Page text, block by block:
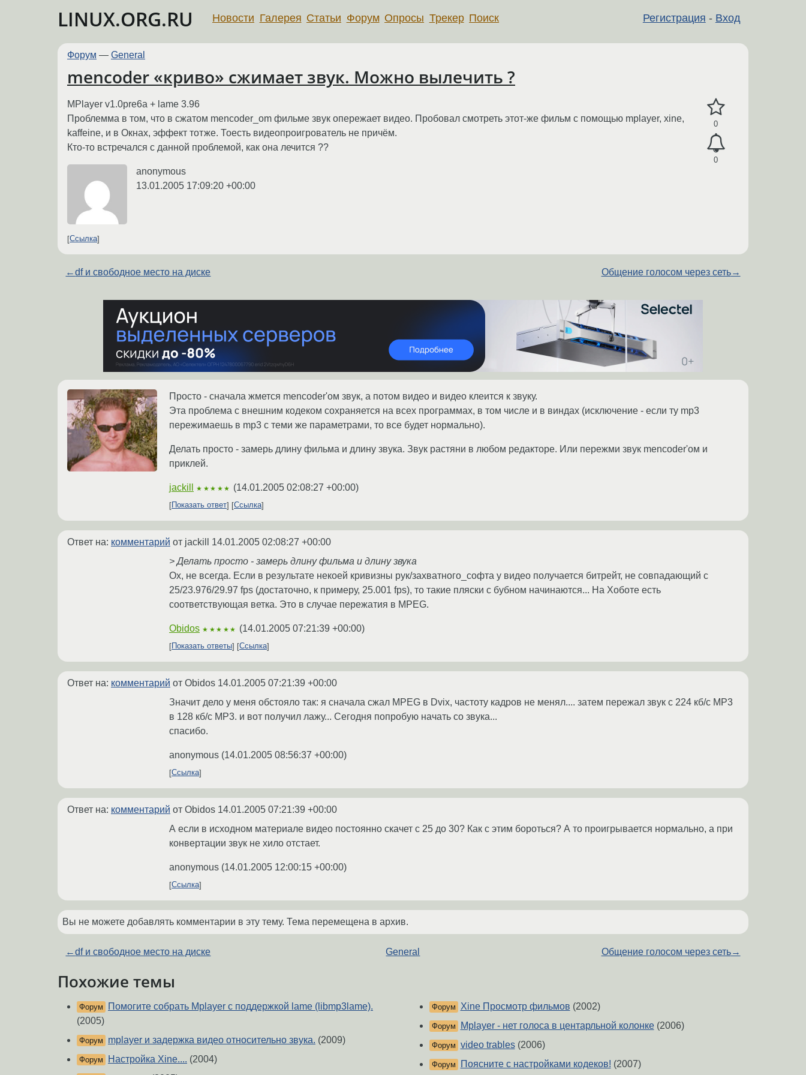
LINUX.ORG.RU Регистрация - Вход
Новости Галерея Статьи Форум Опросы Трекер Поиск
Форум — General
mencoder «криво» сжимает звук. Можно вылечить ?
0
0
MPlayer v1.0pre6a + lame 3.96
Проблемма в том, что в сжатом mencoder_om фильме звук опережает видео. Пробовал смотреть этот-же фильм с помощью mplayer, xine,
kaffeine, и в Окнах, эффект тотже. Тоесть видеопроигрователь не причём.
Кто-то встречался с данной проблемой, как она лечится ??
anonymous
13.01.2005 17:09:20 +00:00
Ссылка
←df и свободное место на диске Общение голосом через сеть→
Просто - сначала жмется mencoder'ом звук, а потом видео и видео клеится к звуку.
Эта проблема с внешним кодеком сохраняется на всех программах, в том числе и в виндах (исключение - если ту mp3
пережимаешь в mp3 с теми же параметрами, то все будет нормально).
Делать просто - замерь длину фильма и длину звука. Звук растяни в любом редакторе. Или пережми звук mencoder'ом и
приклей.
jackill ★★★★★ (14.01.2005 02:08:27 +00:00)
Показать ответ Ссылка
Ответ на: комментарий от jackill 14.01.2005 02:08:27 +00:00
> Делать просто - замерь длину фильма и длину звука
Ох, не всегда. Если в результате некоей кривизны рук/захватного_софта у видео получается битрейт, не совпадающий с
25/23.976/29.97 fps (достаточно, к примеру, 25.001 fps), то такие пляски с бубном начинаются... На Хоботе есть
соответствующая ветка. Это в случае пережатия в MPEG.
Obidos ★★★★★ (14.01.2005 07:21:39 +00:00)
Показать ответы Ссылка
Ответ на: комментарий от Obidos 14.01.2005 07:21:39 +00:00
Значит дело у меня обстояло так: я сначала сжал MPEG в Dvix, частоту кадров не менял.... затем пережал звук с 224 кб/с МР3
в 128 кб/с МР3. и вот получил лажу... Сегодня попробую начать со звука...
спасибо.
anonymous (14.01.2005 08:56:37 +00:00)
Ссылка
Ответ на: комментарий от Obidos 14.01.2005 07:21:39 +00:00
А если в исходном материале видео постоянно скачет с 25 до 30? Как с этим бороться? А то проигрывается нормально, а при
конвертации звук не хило отстает.
anonymous (14.01.2005 12:00:15 +00:00)
Ссылка
Вы не можете добавлять комментарии в эту тему. Тема перемещена в архив.
←df и свободное место на диске General Общение голосом через сеть→
Похожие темы
Форум
Помогите собрать Mplayer с поддержкой lame (libmp3lame).
(2005)
Форум mplayer и задержка видео относительно звука. (2009)
Форум Настройка Xine.... (2004)
Форум Xine Просмотр фильмов (2002)
Форум Mplayer - нет голоса в центарльной колонке(2006)
Форум video trables(2006)
Форум Поясните с настройками кодеков! (2007)